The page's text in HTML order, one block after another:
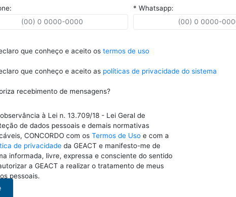
* Whatsapp:
que conheço e aceito ostermos de uso
que conheço e aceito as políticas de privacidade do sistema
recebimento de mensagens?
à Lei n. 13.709/18 - Lei Geral de
de dados pessoais e demais normativas
CONCORDO com osTermos de Uso e com a
de privacidade da GEACT e manifesto-me de
informada, livre, expressa e consciente do sentido
a GEACT a realizar o tratamento de meus
pessoais.